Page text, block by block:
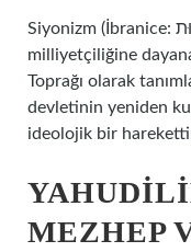
Siyonizm (İbranice: צִיּוֹנוּת, Tsiyyonut) Yahudi
milliyetçiliğine
Toprağı olarak
devletinin yeniden
ideolojik bir
MEZHEP